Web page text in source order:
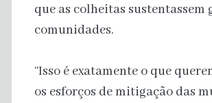
que as colheitas sustentassem
comunidades.
“Isso é exatamente o que
os esforços de mitigação das